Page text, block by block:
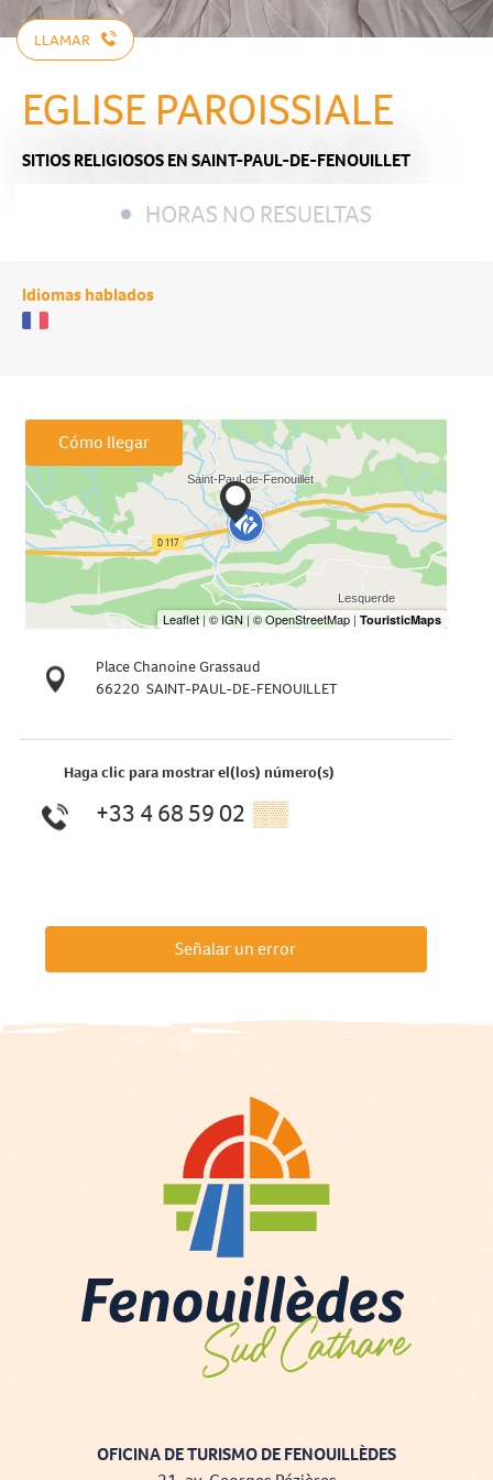
LLAMAR
EGLISE PAROISSIALE
SITIOS RELIGIOSOSEN SAINT-PAUL-DE-FENOUILLET
HORAS NO RESUELTAS
Idiomas hablados
Cómo llegar
Place Chanoine Grassaud
66220 SAINT-PAUL-DE-FENOUILLET
Haga clic para mostrar el(los) número(s)
+33 4 68 59 02 ▒▒
Señalar un error
OFICINA DE TURISMO DE FENOUILLÈDES